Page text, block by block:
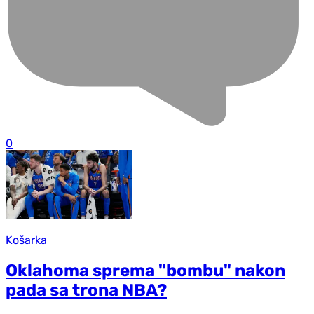
0
Košarka
Oklahoma sprema "bombu" nakon
pada sa trona NBA?